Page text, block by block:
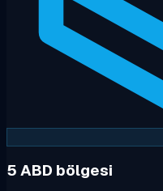
5 ABD bölgesi